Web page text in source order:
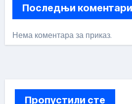
Последњи коментари
Нема коментара за приказ.
Пропустили сте